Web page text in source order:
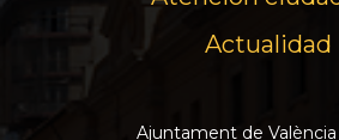
Actualidad
Ajuntament de